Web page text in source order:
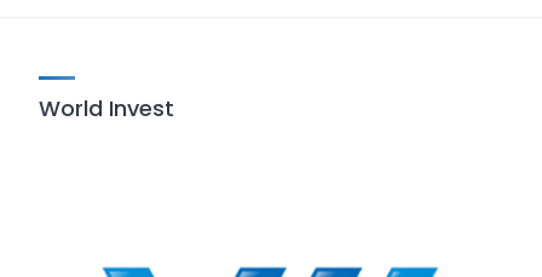
World Invest